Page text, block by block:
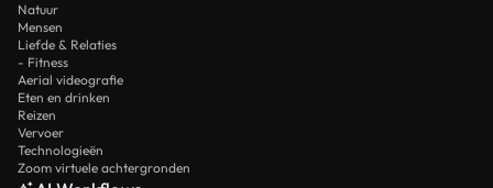
Natuur
Mensen
Liefde & Relaties
- Fitness
Aerial videografie
Eten en drinken
Reizen
Vervoer
Technologieën
Zoom virtuele achtergronden